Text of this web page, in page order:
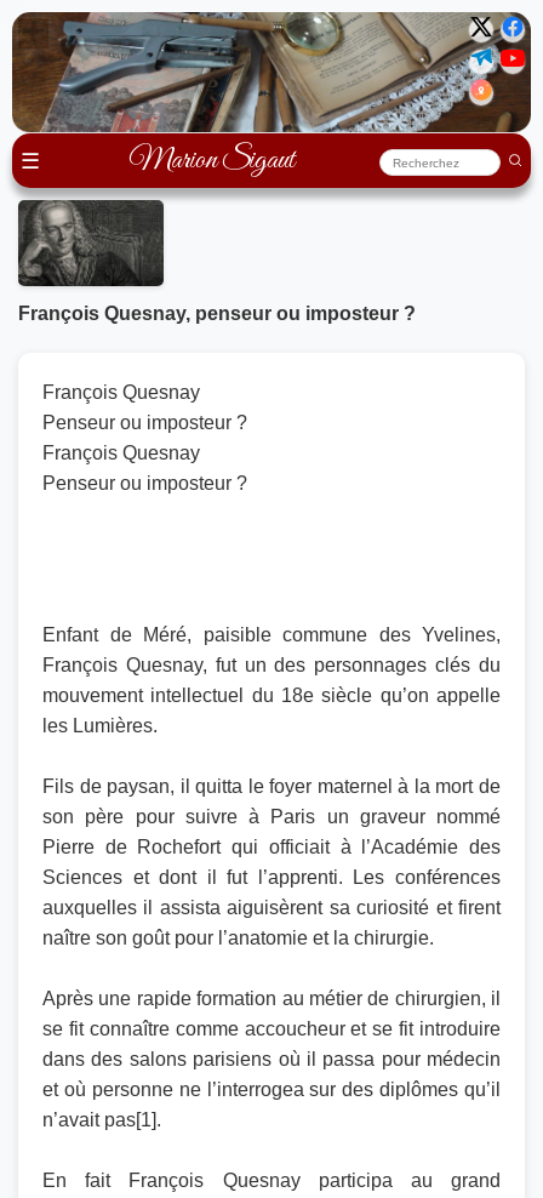
☰ Marion Sigaut
François Quesnay, penseur ou imposteur ?
François Quesnay
Penseur ou imposteur ?
François Quesnay
Penseur ou imposteur ?
Enfant de Méré, paisible commune des Yvelines,
François Quesnay, fut un des personnages clés du
mouvement intellectuel du 18e siècle qu’on appelle
les Lumières.
Fils de paysan, il quitta le foyer maternel à la mort de
son père pour suivre à Paris un graveur nommé
Pierre de Rochefort qui officiait à l’Académie des
Sciences et dont il fut l’apprenti. Les conférences
auxquelles il assista aiguisèrent sa curiosité et firent
naître son goût pour l’anatomie et la chirurgie.
Après une rapide formation au métier de chirurgien, il
se fit connaître comme accoucheur et se fit introduire
dans des salons parisiens où il passa pour médecin
et où personne ne l’interrogea sur des diplômes qu’il
n’avait pas[1].
En fait François Quesnay participa au grand